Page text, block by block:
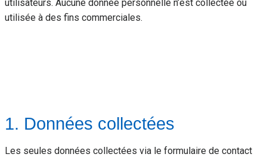
utilisateurs. Aucune donnée personnelle n’est collectée ou
utilisée à des fins commerciales.
1. Données collectées
Les seules données collectées via le formulaire de contact